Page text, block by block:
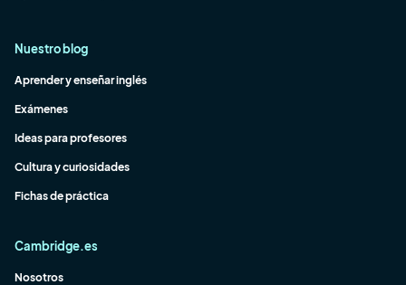
Nuestro blog
Aprender y enseñar inglés
Exámenes
Ideas para profesores
Cultura y curiosidades
Fichas de práctica
Cambridge.es
Nosotros